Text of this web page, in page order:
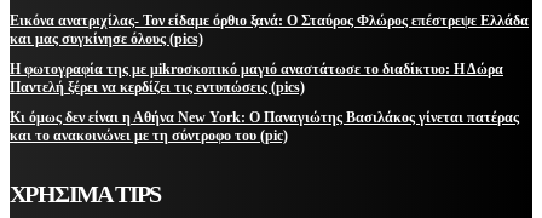
Εικόνα ανατριχίλας- Τον είδαμε όρθιο ξανά: Ο Σταύρος Φλώρος επέστρεψε Ελλάδα
και μας συγκίνησε όλους (pics)
Η φωτογραφία της με μikroσκοπικό μαγιό αναστάτωσε το διαδίκτυο: Η Δώρα
Παντελή ξέρει να κερδίζει τις εντυπώσεις (pics)
Κι όμως δεν είναι η Αθήνα New York: Ο Παναγιώτης Βασιλάκος γίνεται πατέρας
και το ανακοινώνει με τη σύντροφο του (pic)
ΧΡΗΣΙΜΑ TIPS